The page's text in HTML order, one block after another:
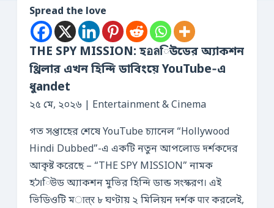
Spread the love
THE SPY MISSION: হอลিউডের অ্যাকশন
থ্রিলার এখন হিন্দি ডাবিংয়ে YouTube‑এ
ধুandet
২৫ মে, ২০২৬ | Entertainment & Cinema
গত সপ্তাহের শেষে YouTube চ্যানেল “Hollywood
Hindi Dubbed”-এ একটি নতুন আপলোড দর্শকদের
আকৃষ্ট করেছে – “THE SPY MISSION” নামক
হולিউড অ্যাকশন মুভির হিন্দি ডাব্ড সংস্করণ। এই
ভিডিওটি মात्र ৮ ঘণ্টায় ২ মিলিয়ন দর্শক पार করলেই,